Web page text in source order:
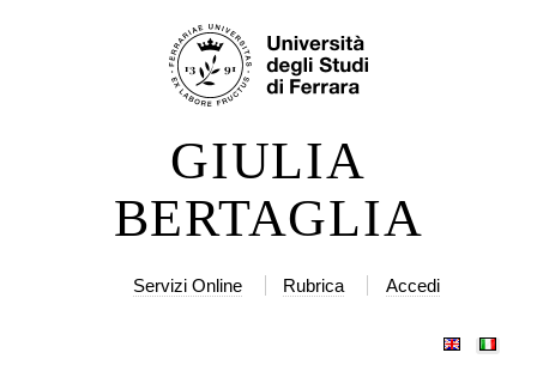
navigazione
GIULIA
BERTAGLIA
Servizi Online Rubrica Accedi